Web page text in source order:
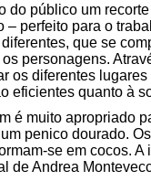
do público um
– perfeito para o
que se
personagens.
os diferentes
eficientes quanto à
é muito apropriado
penico dourado.
se em cocos.
de Andrea